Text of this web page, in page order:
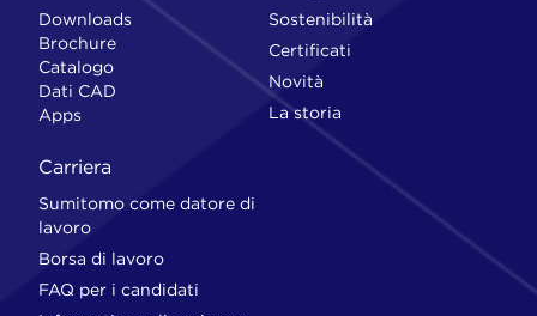
Downloads
Brochure
Catalogo
Dati CAD
Apps
Sostenibilità
Certificati
Novità
La storia
Carriera
Sumitomo come datore di
lavoro
Borsa di lavoro
FAQ per i candidati